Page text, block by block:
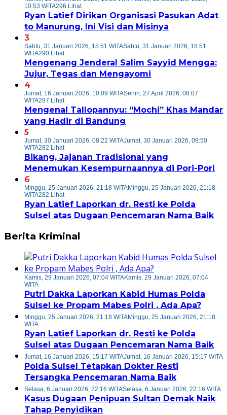
10:53 WITA296 Lihat
Ryan Latief Dirikan Organisasi Pasukan Adat
to Manurung, Ini Visi dan Misinya
3
Sabtu, 31 Januari 2026, 18:51 WITASabtu, 31 Januari 2026, 18:51
WITA290 Lihat
Mengenang Jenderal Salim Sayyid Mengga:
Jujur, Tegas dan Mengayomi
4
Jumat, 16 Januari 2026, 10:09 WITASenin, 27 April 2026, 08:07
WITA287 Lihat
Mengenal Tallopannyu: “Mochi” Khas Mandar
yang Hadir di Bandung
5
Jumat, 30 Januari 2026, 08:22 WITAJumat, 30 Januari 2026, 09:50
WITA282 Lihat
Bikang, Jajanan Tradisional yang
Menemukan Kesempurnaannya di Pori-Pori
6
Minggu, 25 Januari 2026, 21:18 WITAMinggu, 25 Januari 2026, 21:18
WITA282 Lihat
Ryan Latief Laporkan dr. Resti ke Polda
Sulsel atas Dugaan Pencemaran Nama Baik
Berita Kriminal
Kamis, 29 Januari 2026, 07:04 WITAKamis, 29 Januari 2026, 07:04
WITA
Putri Dakka Laporkan Kabid Humas Polda
Sulsel ke Propam Mabes Polri , Ada Apa?
Minggu, 25 Januari 2026, 21:18 WITAMinggu, 25 Januari 2026, 21:18
WITA
Ryan Latief Laporkan dr. Resti ke Polda
Sulsel atas Dugaan Pencemaran Nama Baik
Jumat, 16 Januari 2026, 15:17 WITAJumat, 16 Januari 2026, 15:17 WITA
Polda Sulsel Tetapkan Dokter Resti
Tersangka Pencemaran Nama Baik
Selasa, 6 Januari 2026, 22:16 WITASelasa, 6 Januari 2026, 22:16 WITA
Kasus Dugaan Penipuan Sultan Demak Naik
Tahap Penyidikan